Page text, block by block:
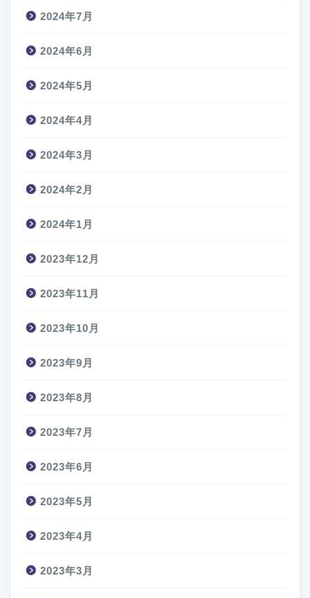
2024年7月
2024年6月
2024年5月
2024年4月
2024年3月
2024年2月
2024年1月
2023年12月
2023年11月
2023年10月
2023年9月
2023年8月
2023年7月
2023年6月
2023年5月
2023年4月
2023年3月